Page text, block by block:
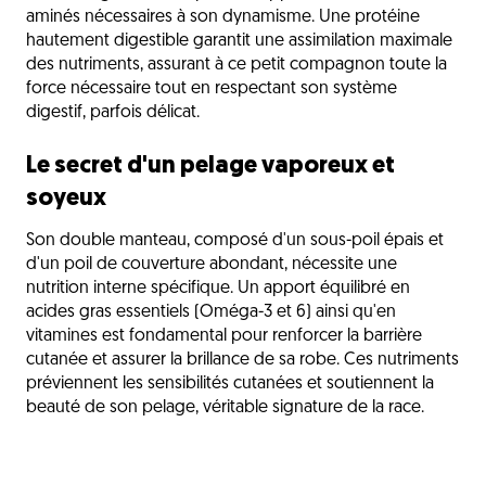
aminés nécessaires à son dynamisme. Une protéine
hautement digestible garantit une assimilation maximale
des nutriments, assurant à ce petit compagnon toute la
force nécessaire tout en respectant son système
digestif, parfois délicat.
Le secret d'un pelage vaporeux et
soyeux
Son double manteau, composé d'un sous-poil épais et
d'un poil de couverture abondant, nécessite une
nutrition interne spécifique. Un apport équilibré en
acides gras essentiels (Oméga-3 et 6) ainsi qu'en
vitamines est fondamental pour renforcer la barrière
cutanée et assurer la brillance de sa robe. Ces nutriments
préviennent les sensibilités cutanées et soutiennent la
beauté de son pelage, véritable signature de la race.